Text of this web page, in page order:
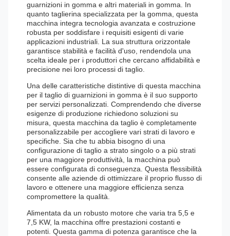
guarnizioni in gomma e altri materiali in gomma. In
quanto taglierina specializzata per la gomma, questa
macchina integra tecnologia avanzata e costruzione
robusta per soddisfare i requisiti esigenti di varie
applicazioni industriali. La sua struttura orizzontale
garantisce stabilità e facilità d'uso, rendendola una
scelta ideale per i produttori che cercano affidabilità e
precisione nei loro processi di taglio.
Una delle caratteristiche distintive di questa macchina
per il taglio di guarnizioni in gomma è il suo supporto
per servizi personalizzati. Comprendendo che diverse
esigenze di produzione richiedono soluzioni su
misura, questa macchina da taglio è completamente
personalizzabile per accogliere vari strati di lavoro e
specifiche. Sia che tu abbia bisogno di una
configurazione di taglio a strato singolo o a più strati
per una maggiore produttività, la macchina può
essere configurata di conseguenza. Questa flessibilità
consente alle aziende di ottimizzare il proprio flusso di
lavoro e ottenere una maggiore efficienza senza
compromettere la qualità.
Alimentata da un robusto motore che varia tra 5,5 e
7,5 KW, la macchina offre prestazioni costanti e
potenti. Questa gamma di potenza garantisce che la